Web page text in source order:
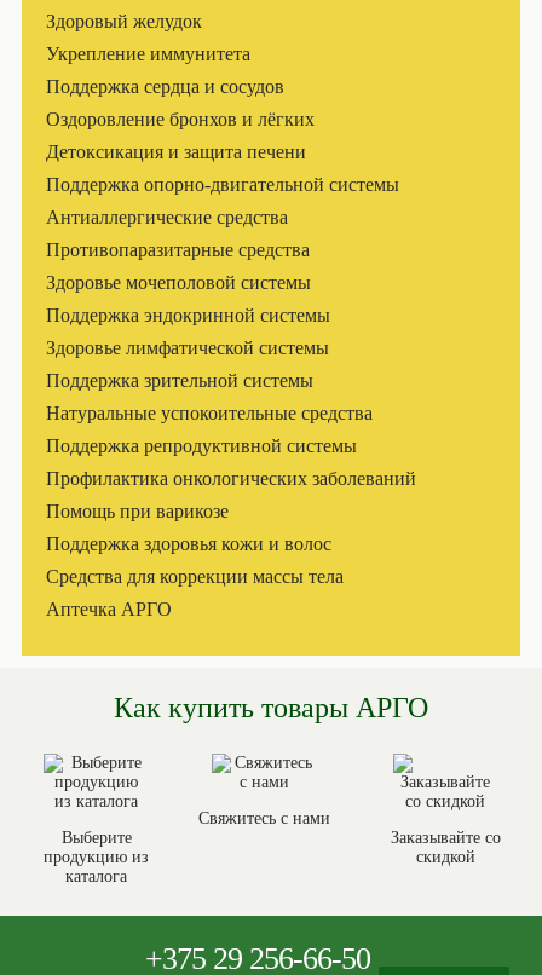
Здоровый желудок
Укрепление иммунитета
Поддержка сердца и сосудов
Оздоровление бронхов и лёгких
Детоксикация и защита печени
Поддержка опорно-двигательной системы
Антиаллергические средства
Противопаразитарные средства
Здоровье мочеполовой системы
Поддержка эндокринной системы
Здоровье лимфатической системы
Поддержка зрительной системы
Натуральные успокоительные средства
Поддержка репродуктивной системы
Профилактика онкологических заболеваний
Помощь при варикозе
Поддержка здоровья кожи и волос
Средства для коррекции массы тела
Аптечка АРГО
Как купить товары АРГО
Выберите
продукцию из
каталога
Свяжитесь с нами
Заказывайте со
скидкой
+375 29 256-66-50